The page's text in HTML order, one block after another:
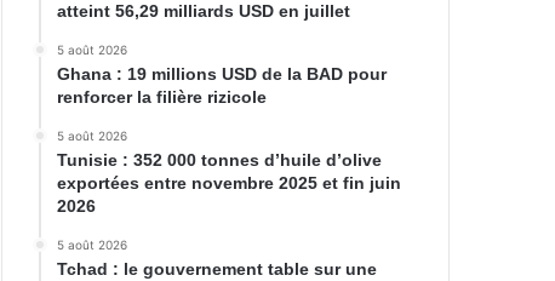
atteint 56,29 milliards USD en juillet
5 août 2026
Ghana : 19 millions USD de la BAD pour
renforcer la filière rizicole
5 août 2026
Tunisie : 352 000 tonnes d’huile d’olive
exportées entre novembre 2025 et fin juin
2026
5 août 2026
Tchad : le gouvernement table sur une